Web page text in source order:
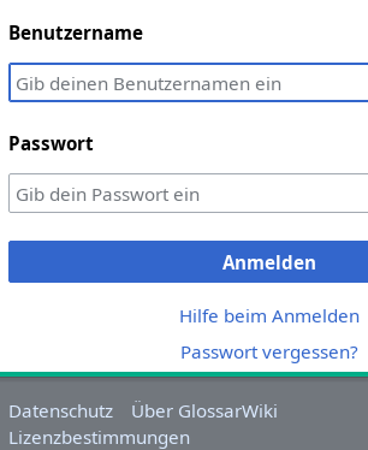
Benutzername
Passwort
Anmelden
Hilfe beim Anmelden
Passwort vergessen?
Datenschutz
Über GlossarWiki
Lizenzbestimmungen